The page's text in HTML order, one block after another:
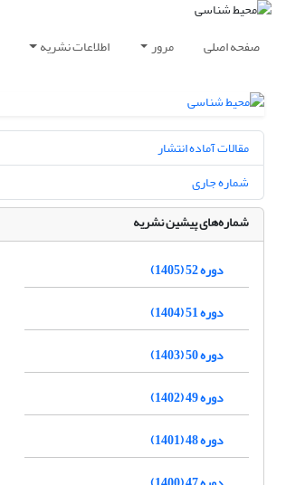
صفحه اصلی مرور اطلاعات نشریه
مقالات آماده انتشار
شماره جاری
شماره‌های پیشین نشریه
دوره 52 (1405)
دوره 51 (1404)
دوره 50 (1403)
دوره 49 (1402)
دوره 48 (1401)